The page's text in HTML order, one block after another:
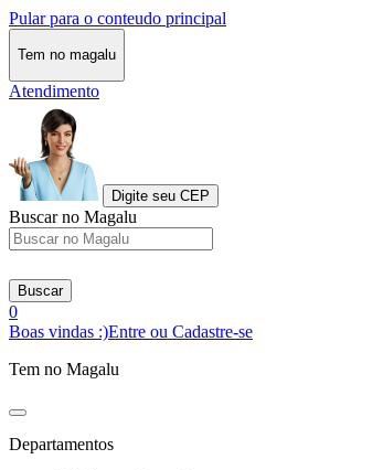
Pular para o conteudo principal
Tem no magalu
Atendimento
Digite seu CEP
Buscar no Magalu
Buscar
0
Boas vindas :)Entre ou Cadastre-se
Tem no Magalu
Departamentos